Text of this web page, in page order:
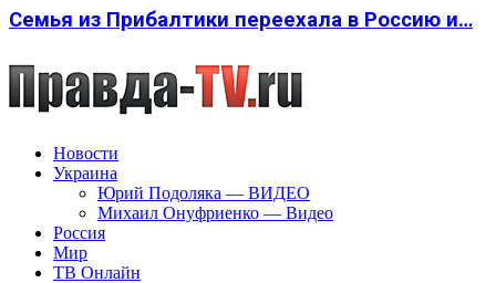
Семья из Прибалтики переехала в Россию и…
Новости
Украина
Юрий Подоляка — ВИДЕО
Михаил Онуфриенко — Видео
Россия
Мир
ТВ Онлайн